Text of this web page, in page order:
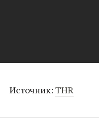
Источник:THR